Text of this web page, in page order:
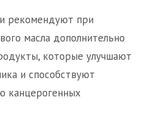
рекомендуют при
масла дополнительно
которые улучшают
и способствуют
канцерогенных